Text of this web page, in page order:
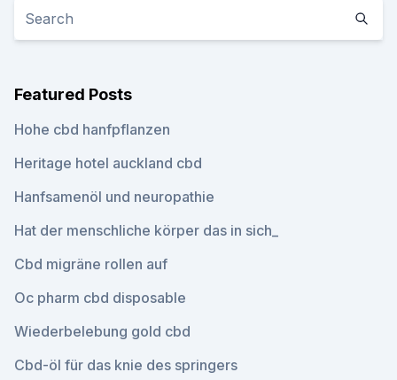
Featured Posts
Hohe cbd hanfpflanzen
Heritage hotel auckland cbd
Hanfsamenöl und neuropathie
Hat der menschliche körper das in sich_
Cbd migräne rollen auf
Oc pharm cbd disposable
Wiederbelebung gold cbd
Cbd-öl für das knie des springers